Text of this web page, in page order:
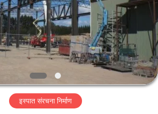
इस्पात संरचना निर्माण